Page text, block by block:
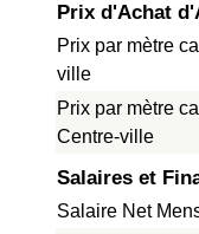
Prix d'Achat
Prix par mètre
ville
Prix par mètre
Centre-ville
Salaires et
Salaire Net